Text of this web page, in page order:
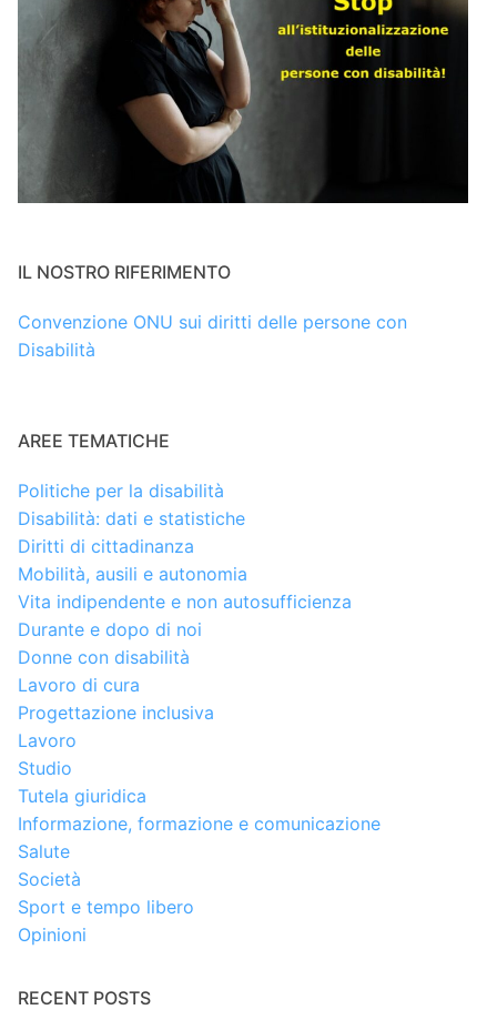
IL NOSTRO RIFERIMENTO
Convenzione ONU sui diritti delle persone con
Disabilità
AREE TEMATICHE
Politiche per la disabilità
Disabilità: dati e statistiche
Diritti di cittadinanza
Mobilità, ausili e autonomia
Vita indipendente e non autosufficienza
Durante e dopo di noi
Donne con disabilità
Lavoro di cura
Progettazione inclusiva
Lavoro
Studio
Tutela giuridica
Informazione, formazione e comunicazione
Salute
Società
Sport e tempo libero
Opinioni
RECENT POSTS